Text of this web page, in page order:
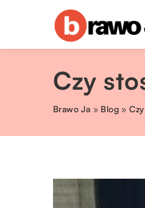
Czy
Brawo Ja » Blog »